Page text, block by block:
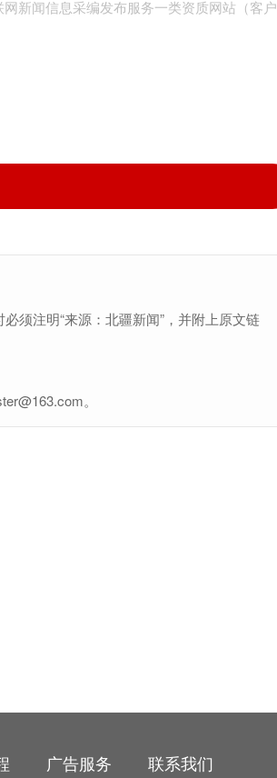
新闻信息采编发布服务一类资质网站（客户
须注明“来源：北疆新闻”，并附上原文链
。
广告服务 联系我们